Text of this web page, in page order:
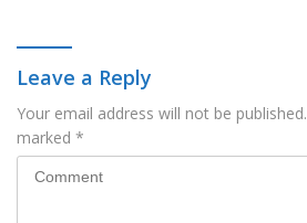
Leave a Reply
Your email address will not be published.
marked *